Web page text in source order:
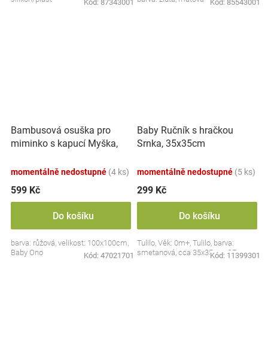
Kód: 87343001 Kód: 85543001
Bambusová osuška pro
miminko s kapucí Myška,
momentálně nedostupné (4 ks)
599 Kč
Do košíku
barva: růžová, velikost: 100x100cm,
Baby Ono
Kód: 47021701
Baby Ručník s hračkou
Srnka, 35x35cm
momentálně nedostupné (5 ks)
299 Kč
Do košíku
Tulilo, Věk: 0m+, Tulilo, barva:
smetanová, cca 35x35cm, CE
Kód: 11399301